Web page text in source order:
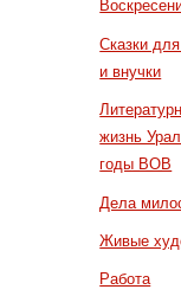
Сказки
и внучки
жизнь
годы ВОВ
Дела
Живые
Работа